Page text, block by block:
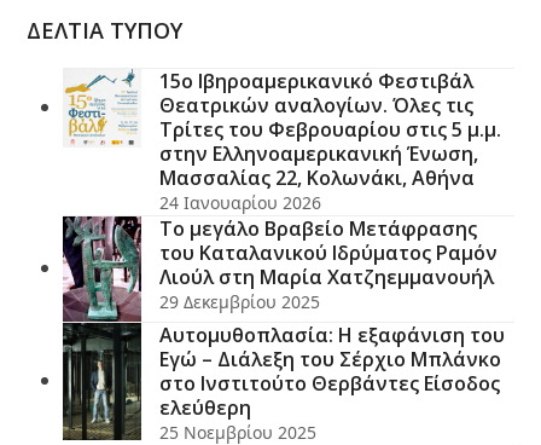
ΔΕΛΤΙΑ ΤΥΠΟΥ
15ο Ιβηροαμερικανικό Φεστιβάλ
Θεατρικών αναλογίων. Όλες τις
Τρίτες του Φεβρουαρίου στις 5 μ.μ.
στην Ελληνοαμερικανική Ένωση,
Μασσαλίας 22, Κολωνάκι, Αθήνα
24 Ιανουαρίου 2026
Το μεγάλο Βραβείο Μετάφρασης
του Καταλανικού Ιδρύματος Ραμόν
Λιούλ στη Μαρία Χατζηεμμανουήλ
29 Δεκεμβρίου 2025
Αυτομυθοπλασία: Η εξαφάνιση του
Εγώ – Διάλεξη του Σέρχιο Μπλάνκο
στο Ινστιτούτο Θερβάντες Είσοδος
ελεύθερη
25 Νοεμβρίου 2025